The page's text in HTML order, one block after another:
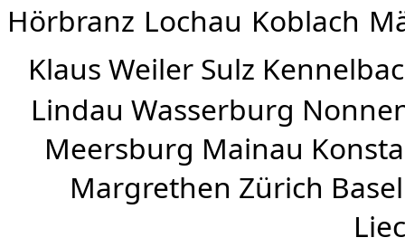
Hörbranz Lochau Koblach
Klaus Weiler Sulz
Lindau Wasserburg
Meersburg Mainau
Margrethen Zürich